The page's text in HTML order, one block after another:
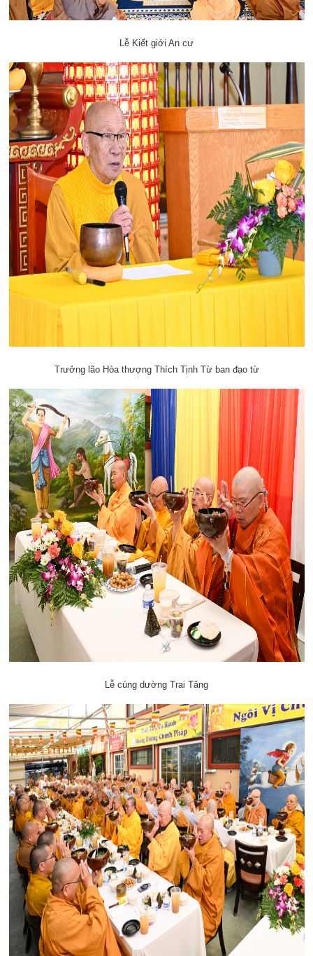
Lễ Kiết giới An cư
Trưởng lão Hòa thượng Thích Tịnh Từ ban đạo từ
Lễ cúng dường Trai Tăng